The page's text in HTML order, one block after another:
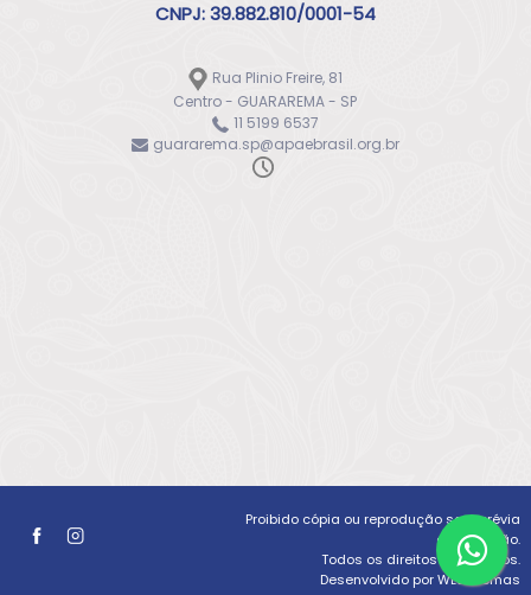
CNPJ: 39.882.810/0001-54
Rua Plinio Freire, 81
Centro - GUARAREMA - SP
11 5199 6537
guararema.sp@apaebrasil.org.br
Proibido cópia ou reprodução sem prévia
autorização.
Todos os direitos reservados.
Desenvolvido por WLSistemas